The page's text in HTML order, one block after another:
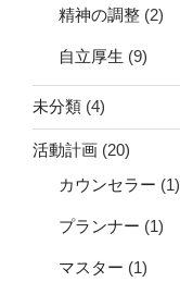
精神の調整 (2)
自立厚生 (9)
未分類 (4)
活動計画 (20)
カウンセラー (1)
プランナー (1)
マスター (1)